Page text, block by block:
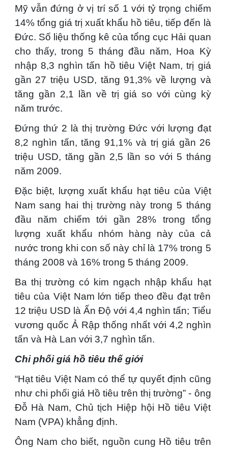
Mỹ vẫn đứng ở vị trí số 1 với tỷ trọng chiếm
14% tổng giá trị xuất khẩu hồ tiêu, tiếp đến là
Đức. Số liệu thống kê của tổng cục Hải quan
cho thấy, trong 5 tháng đầu năm, Hoa Kỳ
nhập 8,3 nghìn tấn hồ tiêu Việt Nam, trị giá
gần 27 triệu USD, tăng 91,3% về lượng và
tăng gần 2,1 lần về trị giá so với cùng kỳ
năm trước.
Đứng thứ 2 là thị trường Đức với lượng đạt
8,2 nghìn tấn, tăng 91,1% và trị giá gần 26
triệu USD, tăng gần 2,5 lần so với 5 tháng
năm 2009.
Đặc biệt, lượng xuất khẩu hạt tiêu của Việt
Nam sang hai thị trường này trong 5 tháng
đầu năm chiếm tới gần 28% trong tổng
lượng xuất khẩu nhóm hàng này của cả
nước trong khi con số này chỉ là 17% trong 5
tháng 2008 và 16% trong 5 tháng 2009.
Ba thị trường có kim ngạch nhập khẩu hạt
tiêu của Việt Nam lớn tiếp theo đều đạt trên
12 triệu USD là Ấn Độ với 4,4 nghìn tấn; Tiểu
vương quốc Ả Rập thống nhất với 4,2 nghìn
tấn và Hà Lan với 3,7 nghìn tấn.
Chi phối giá hồ tiêu thế giới
“Hạt tiêu Việt Nam có thể tự quyết định cũng
như chi phối giá Hồ tiêu trên thị trường” - ông
Đỗ Hà Nam, Chủ tịch Hiệp hội Hồ tiêu Việt
Nam (VPA) khẳng định.
Ông Nam cho biết, nguồn cung Hồ tiêu trên